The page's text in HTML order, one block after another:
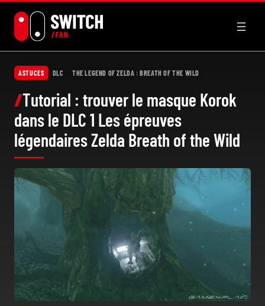
contenu
ASTUCES DLC THE LEGEND OF ZELDA : BREATH OF THE WILD
Tutorial : trouver le masque Korok
dans le DLC 1 Les épreuves
légendaires Zelda Breath of the Wild